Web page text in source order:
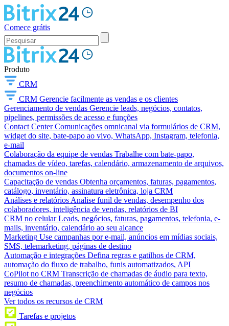
Comece grátis
Produto
CRM
CRM Gerencie facilmente as vendas e os clientes
Gerenciamento de vendas Gerencie leads, negócios, contatos,
pipelines, permissões de acesso e funções
Contact Center Comunicações omnicanal via formulários de CRM,
widget do site, bate-papo ao vivo, WhatsApp, Instagram, telefonia,
e-mail
Colaboração da equipe de vendas Trabalhe com bate-papo,
chamadas de vídeo, tarefas, calendário, armazenamento de arquivos,
documentos on-line
Capacitação de vendas Obtenha orçamentos, faturas, pagamentos,
catálogo, inventário, assinatura eletrônica, loja CRM
Análises e relatórios Analise funil de vendas, desempenho dos
colaboradores, inteligência de vendas, relatórios de BI
CRM no celular Leads, negócios, faturas, pagamentos, telefonia, e-
mails, inventário, calendário ao seu alcance
Marketing Use campanhas por e-mail, anúncios em mídias sociais,
SMS, telemarketing, páginas de destino
Automação e integrações Defina regras e gatilhos de CRM,
automação do fluxo de trabalho, funis automatizados, API
CoPilot no CRM Transcrição de chamadas de áudio para texto,
resumo de chamadas, preenchimento automático de campos nos
negócios
Ver todos os recursos de CRM
Tarefas e projetos